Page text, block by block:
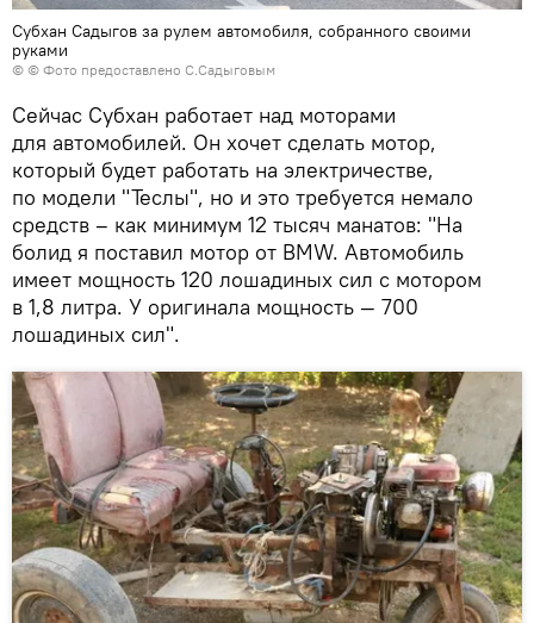
Субхан Садыгов за рулем автомобиля, собранного своими
руками
© © Фото предоставлено С.Садыговым
Сейчас Субхан работает над моторами
для автомобилей. Он хочет сделать мотор,
который будет работать на электричестве,
по модели "Теслы", но и это требуется немало
средств – как минимум 12 тысяч манатов: "На
болид я поставил мотор от BMW. Автомобиль
имеет мощность 120 лошадиных сил с мотором
в 1,8 литра. У оригинала мощность — 700
лошадиных сил".